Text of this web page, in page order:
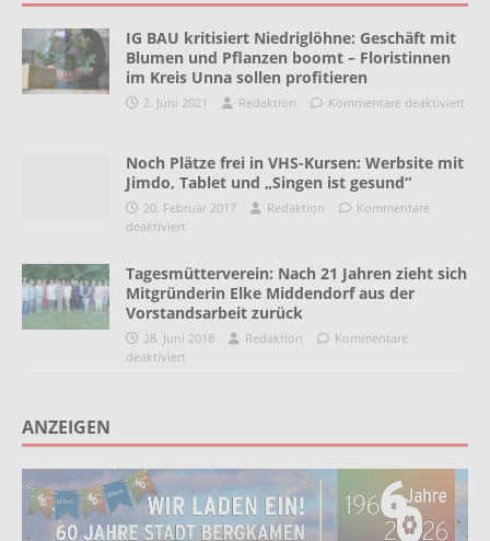
IG BAU kritisiert Niedriglöhne: Geschäft mit
Blumen und Pflanzen boomt – Floristinnen
im Kreis Unna sollen profitieren
2. Juni 2021 Redaktion Kommentare deaktiviert
Noch Plätze frei in VHS-Kursen: Werbsite mit
Jimdo, Tablet und „Singen ist gesund“
20. Februar 2017 Redaktion
Kommentare
deaktiviert
Tagesmütterverein: Nach 21 Jahren zieht sich
Mitgründerin Elke Middendorf aus der
Vorstandsarbeit zurück
28. Juni 2018 Redaktion
Kommentare
deaktiviert
ANZEIGEN